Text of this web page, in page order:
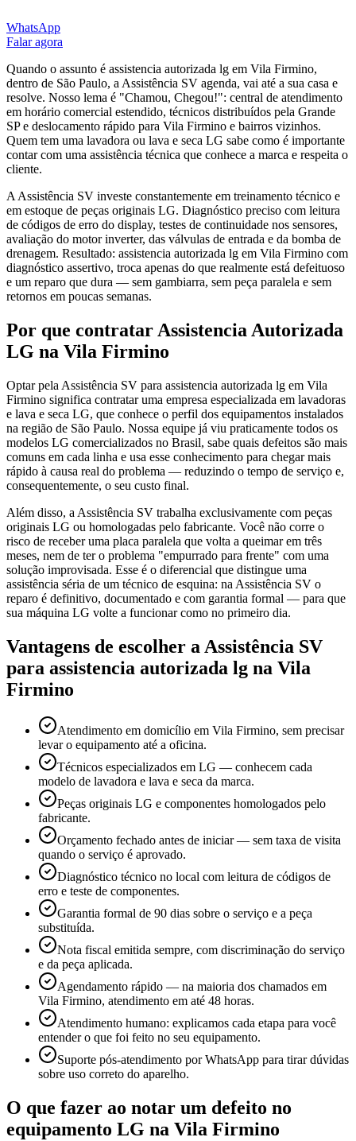
WhatsApp
Falar agora
Quando o assunto é assistencia autorizada lg em Vila Firmino,
dentro de São Paulo, a Assistência SV agenda, vai até a sua casa e
resolve. Nosso lema é "Chamou, Chegou!": central de atendimento
em horário comercial estendido, técnicos distribuídos pela Grande
SP e deslocamento rápido para Vila Firmino e bairros vizinhos.
Quem tem uma lavadora ou lava e seca LG sabe como é importante
contar com uma assistência técnica que conhece a marca e respeita o
cliente.
A Assistência SV investe constantemente em treinamento técnico e
em estoque de peças originais LG. Diagnóstico preciso com leitura
de códigos de erro do display, testes de continuidade nos sensores,
avaliação do motor inverter, das válvulas de entrada e da bomba de
drenagem. Resultado: assistencia autorizada lg em Vila Firmino com
diagnóstico assertivo, troca apenas do que realmente está defeituoso
e um reparo que dura — sem gambiarra, sem peça paralela e sem
retornos em poucas semanas.
Por que contratar Assistencia Autorizada
LG na Vila Firmino
Optar pela Assistência SV para assistencia autorizada lg em Vila
Firmino significa contratar uma empresa especializada em lavadoras
e lava e seca LG, que conhece o perfil dos equipamentos instalados
na região de São Paulo. Nossa equipe já viu praticamente todos os
modelos LG comercializados no Brasil, sabe quais defeitos são mais
comuns em cada linha e usa esse conhecimento para chegar mais
rápido à causa real do problema — reduzindo o tempo de serviço e,
consequentemente, o seu custo final.
Além disso, a Assistência SV trabalha exclusivamente com peças
originais LG ou homologadas pelo fabricante. Você não corre o
risco de receber uma placa paralela que volta a queimar em três
meses, nem de ter o problema "empurrado para frente" com uma
solução improvisada. Esse é o diferencial que distingue uma
assistência séria de um técnico de esquina: na Assistência SV o
reparo é definitivo, documentado e com garantia formal — para que
sua máquina LG volte a funcionar como no primeiro dia.
Vantagens de escolher a Assistência SV
para assistencia autorizada lg na Vila
Firmino
Atendimento em domicílio em Vila Firmino, sem precisar
levar o equipamento até a oficina.
Técnicos especializados em LG — conhecem cada
modelo de lavadora e lava e seca da marca.
Peças originais LG e componentes homologados pelo
fabricante.
Orçamento fechado antes de iniciar — sem taxa de visita
quando o serviço é aprovado.
Diagnóstico técnico no local com leitura de códigos de
erro e teste de componentes.
Garantia formal de 90 dias sobre o serviço e a peça
substituída.
Nota fiscal emitida sempre, com discriminação do serviço
e da peça aplicada.
Agendamento rápido — na maioria dos chamados em
Vila Firmino, atendimento em até 48 horas.
Atendimento humano: explicamos cada etapa para você
entender o que foi feito no seu equipamento.
Suporte pós-atendimento por WhatsApp para tirar dúvidas
sobre uso correto do aparelho.
O que fazer ao notar um defeito no
equipamento LG na Vila Firmino